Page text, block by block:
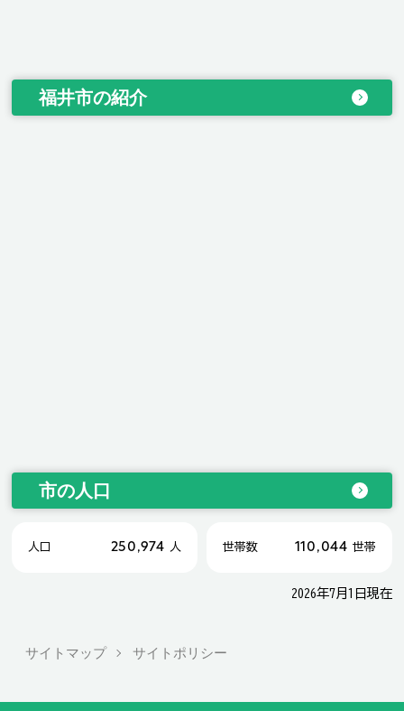
福井市の紹介
市の人口
人口 250,974 人 世帯数 110,044 世帯
2026年7月1日現在
サイトマップ サイトポリシー